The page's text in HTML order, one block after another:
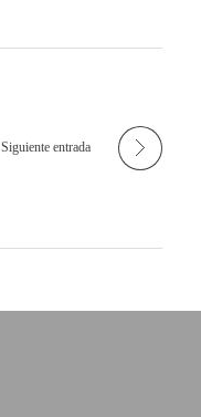
Siguiente entrada